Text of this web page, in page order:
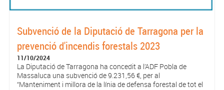
Subvenció de la Diputació de Tarragona per la
prevenció d'incendis forestals 2023
11/10/2024
La Diputació de Tarragona ha concedit a l’ADF Pobla de
Massaluca una subvenció de 9.231,56 €, per al
“Manteniment i millora de la línia de defensa forestal de tot el